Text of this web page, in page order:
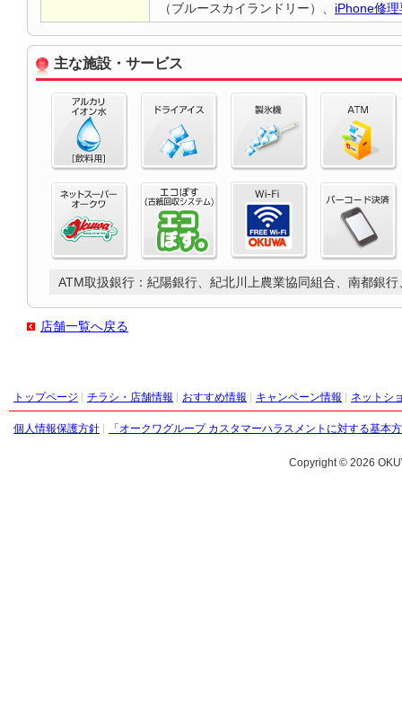
（ブルースカイランドリー）、 iPhone修
主な施設・サービス
ATM取扱銀行：紀陽銀行、紀北川上農業協同組合、南都銀
店舗一覧へ戻る
トップページ チラシ・店舗情報 おすすめ情報 キャンペーン情報 ネットシ
個人情報保護方針 「オークワグループ カスタマーハラスメントに対する基本
Copyright © 2026